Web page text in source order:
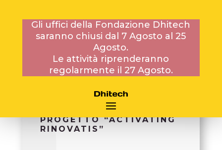
Gli uffici della Fondazione Dhitech
saranno chiusi dal 7 Agosto al 25
Agosto.
Le attività riprenderanno
regolarmente il 27 Agosto.
12 DICEMBRE 2014
BANDO_PROT. N. 14/1545
DEL 12.12.2014_PER N. 9
CONTRATTI DOCENZA
PROGETTO “ACTIVATING
RINOVATIS”